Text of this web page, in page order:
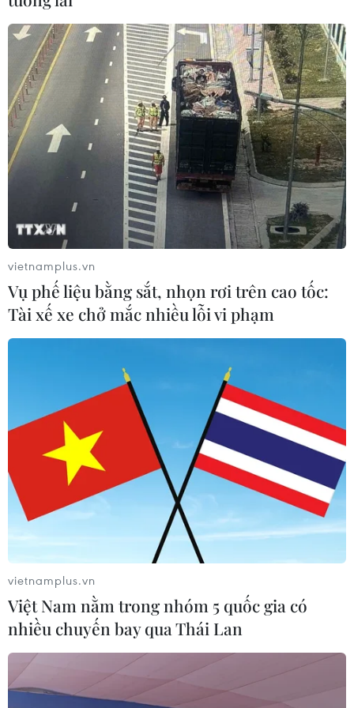
thác 2 triệu thùng dầu mỗi ngày
08/08/2026 00:12
Những tư duy mới về
phát triển quốc gia biển mạnh
07/08/2026 23:55
Canada, Mỹ đàm phán thỏa thuận
thương mại tạm thời nhằm hạ nhiệt
căng thẳng
07/08/2026 23:53
Việt Nam khẳng định vị thế tại triển
Xây dựng và phát triển Việt Nam trở
thành quốc gia biển mạnh
07/08/2026 22:30
Ngân hàng Trung ương Trung Quốc
mua thêm 20 tấn vàng trong tháng 7
07/08/2026 15:21
Xem thêm
vietnamplus.vn
Vụ phế liệu bằng sắt, nhọn rơi trên cao tốc:
Tài xế xe chở mắc nhiều lỗi vi phạm
vietnamplus.vn
Việt Nam nằm trong nhóm 5 quốc gia có
nhiều chuyến bay qua Thái Lan